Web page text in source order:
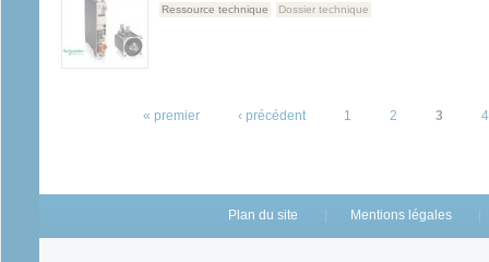
Ressource technique Dossier technique
« premier ‹ précédent 1 2 3 4
Plan du site Mentions légales